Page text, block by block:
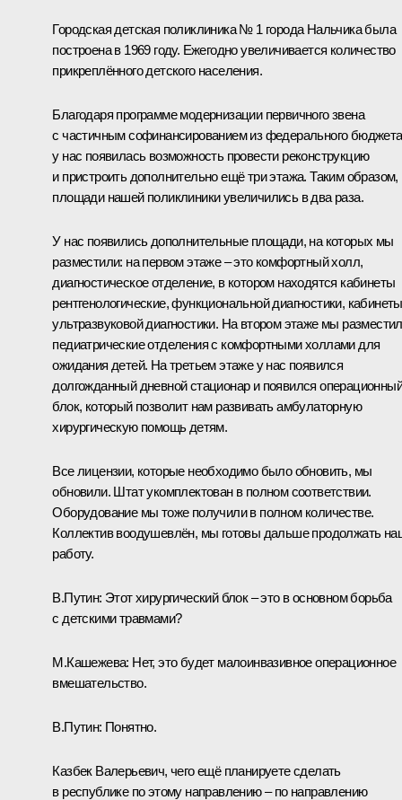
Городская детская поликлиника № 1 города Нальчика была
построена в 1969 году. Ежегодно увеличивается количество
прикреплённого детского населения.
Благодаря программе модернизации первичного звена
с частичным софинансированием из федерального бюджета
у нас появилась возможность провести реконструкцию
и пристроить дополнительно ещё три этажа. Таким образом,
площади нашей поликлиники увеличились в два раза.
У нас появились дополнительные площади, на которых мы
разместили: на первом этаже – это комфортный холл,
диагностическое отделение, в котором находятся кабинеты
рентгенологические, функциональной диагностики, кабинеты
ультразвуковой диагностики. На втором этаже мы
педиатрические отделения с комфортными холлами для
ожидания детей. На третьем этаже у нас появился
долгожданный дневной стационар и появился операционный
блок, который позволит нам развивать амбулаторную
хирургическую помощь детям.
Все лицензии, которые необходимо было обновить, мы
обновили. Штат укомплектован в полном соответствии.
Оборудование мы тоже получили в полном количестве.
Коллектив воодушевлён, мы готовы дальше продолжать
работу.
В.Путин: Этот хирургический блок – это в основном борьба
с детскими травмами?
М.Кашежева: Нет, это будет малоинвазивное операционное
вмешательство.
В.Путин: Понятно.
Казбек Валерьевич, чего ещё планируете сделать
в республике по этому направлению – по направлению